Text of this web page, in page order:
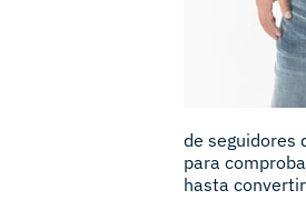
de seguidores
para
hasta